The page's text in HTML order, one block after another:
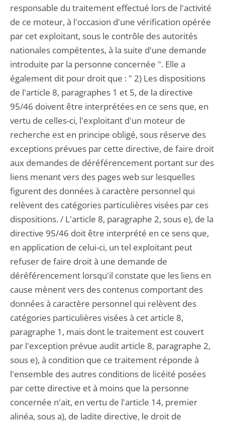
responsable du traitement effectué lors de l'activité
de ce moteur, à l'occasion d'une vérification opérée
par cet exploitant, sous le contrôle des autorités
nationales compétentes, à la suite d'une demande
introduite par la personne concernée ". Elle a
également dit pour droit que : " 2) Les dispositions
de l'article 8, paragraphes 1 et 5, de la directive
95/46 doivent être interprétées en ce sens que, en
vertu de celles-ci, l'exploitant d'un moteur de
recherche est en principe obligé, sous réserve des
exceptions prévues par cette directive, de faire droit
aux demandes de déréférencement portant sur des
liens menant vers des pages web sur lesquelles
figurent des données à caractère personnel qui
relèvent des catégories particulières visées par ces
dispositions. / L'article 8, paragraphe 2, sous e), de la
directive 95/46 doit être interprété en ce sens que,
en application de celui-ci, un tel exploitant peut
refuser de faire droit à une demande de
déréférencement lorsqu'il constate que les liens en
cause mènent vers des contenus comportant des
données à caractère personnel qui relèvent des
catégories particulières visées à cet article 8,
paragraphe 1, mais dont le traitement est couvert
par l'exception prévue audit article 8, paragraphe 2,
sous e), à condition que ce traitement réponde à
l'ensemble des autres conditions de licéité posées
par cette directive et à moins que la personne
concernée n'ait, en vertu de l'article 14, premier
alinéa, sous a), de ladite directive, le droit de